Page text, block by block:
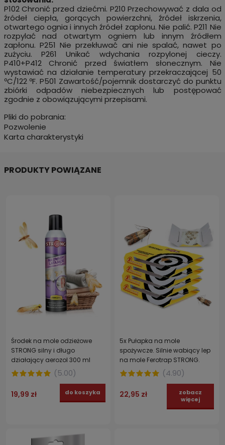
P102 Chronić przed dziećmi. P210 Przechowywać z dala od
źródeł ciepła, gorących powierzchni, źródeł iskrzenia,
otwartego ognia i innych źródeł zapłonu. Nie palić. P211 Nie
rozpylać nad otwartym ogniem lub innym źródłem
zapłonu. P251 Nie przekłuwać ani nie spalać, nawet po
zużyciu. P261 Unikać wdychania rozpylonej cieczy.
P410+P412 Chronić przed światłem słonecznym. Nie
wystawiać na działanie temperatury przekraczającej 50
ºC/122 ºF. P501 Zawartość/pojemnik dostarczyć do punktu
zbiórki odpadów niebezpiecznych lub postępować
zgodnie z obowiązującymi przepisami.
Pliki do pobrania:
Pozwolenie
Karta charakterystyki
PRODUKTY POWIĄZANE
Środek na mole odzieżowe
STRONG silny i długo
działający aerozol 300 ml
(5.00)
19,99 zł do koszyka
5x Pułapka na mole
spożywcze. Silnie wabiący lep
na mole Ferotrap STRONG.
(4.90)
22,95 zł
zobacz
więcej